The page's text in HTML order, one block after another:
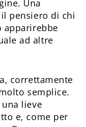
Una
pensiero di chi
apparirebbe
ad altre
correttamente
semplice.
lieve
e, come per